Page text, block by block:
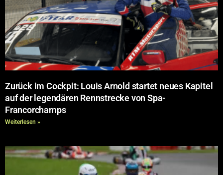
Zurück im Cockpit: Louis Arnold startet neues Kapitel
auf der legendären Rennstrecke von Spa-
Francorchamps
Weiterlesen »